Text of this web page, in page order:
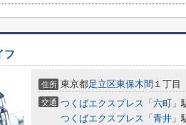
フ
住所 東京都足立区東保木間 １丁目
交通 つくばエクスプレス 「 六町 」
つくばエクスプレス 「 青井 」